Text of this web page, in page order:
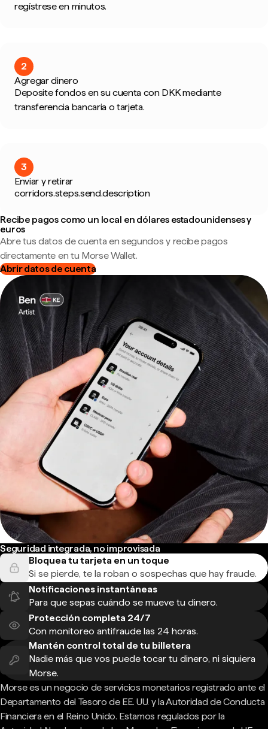
regístrese en minutos.
2
Agregar dinero
Deposite fondos en su cuenta con DKK mediante
transferencia bancaria o tarjeta.
3
Enviar y retirar
corridors.steps.send.description
Recibe pagos como un local en dólares estadounidenses y
euros
Abre tus datos de cuenta en segundos y recibe pagos
directamente en tu Morse Wallet.
Abrir datos de cuenta
Seguridad integrada, no improvisada
Bloquea tu tarjeta en un toque
Si se pierde, te la roban o sospechas que hay fraude.
Notificaciones instantáneas
Para que sepas cuándo se mueve tu dinero.
Protección completa 24/7
Con monitoreo antifraude las 24 horas.
Mantén control total de tu billetera
Nadie más que vos puede tocar tu dinero, ni siquiera
Morse.
Morse es un negocio de servicios monetarios registrado ante el
Departamento del Tesoro de EE. UU. y la Autoridad de Conducta
Financiera en el Reino Unido. Estamos regulados por la